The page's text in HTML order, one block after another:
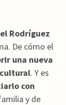
Rodríguez
De cómo el
una nueva
. Y es
con
y de